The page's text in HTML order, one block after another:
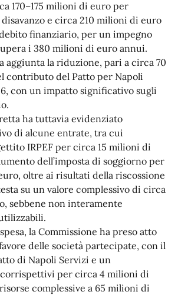
170–175 milioni di euro per
e circa 210 milioni di euro
finanziario, per un impegno
i 380 milioni di euro annui.
aggiunta la riduzione, pari a circa 70
contributo del Patto per Napoli
con un impatto significativo sugli
ha tuttavia evidenziato
di alcune entrate, tra cui
IRPEF per circa 15 milioni di
dell’imposta di soggiorno per
oltre ai risultati della riscossione
su un valore complessivo di circa
sebbene non interamente
la Commissione ha preso atto
delle società partecipate, con il
di Napoli Servizi e un
per circa 4 milioni di
complessive a 65 milioni di